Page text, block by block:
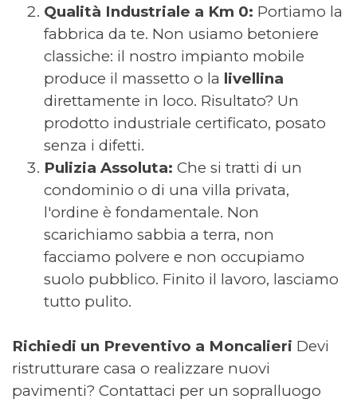
Qualità Industriale a Km 0: Portiamo la
fabbrica da te. Non usiamo betoniere
classiche: il nostro impianto mobile
produce il massetto o la livellina
direttamente in loco. Risultato? Un
prodotto industriale certificato, posato
senza i difetti.
Pulizia Assoluta: Che si tratti di un
condominio o di una villa privata,
l'ordine è fondamentale. Non
scarichiamo sabbia a terra, non
facciamo polvere e non occupiamo
suolo pubblico. Finito il lavoro, lasciamo
tutto pulito.
Richiedi un Preventivo a Moncalieri Devi
ristrutturare casa o realizzare nuovi
pavimenti? Contattaci per un sopralluogo